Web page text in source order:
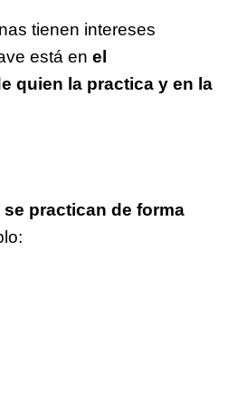
tienen intereses
está en el
quien la practica y en la
practican de forma